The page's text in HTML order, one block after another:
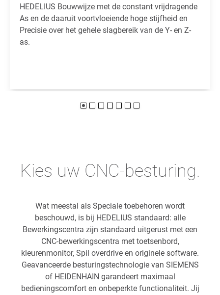
HEDELIUS Bouwwijze met de constant vrijdragende
As en de daaruit voortvloeiende hoge stijfheid en
Precisie over het gehele slagbereik van de Y- en Z-
as.
Kies uw CNC-besturing.
Wat meestal als Speciale toebehoren wordt
beschouwd, is bij HEDELIUS standaard: alle
Bewerkingscentra zijn standaard uitgerust met een
CNC-bewerkingscentra met toetsenbord,
kleurenmonitor, Spil overdrive en originele software.
Geavanceerde besturingstechnologie van SIEMENS
of HEIDENHAIN garandeert maximaal
bedieningscomfort en onbeperkte functionaliteit. Jij